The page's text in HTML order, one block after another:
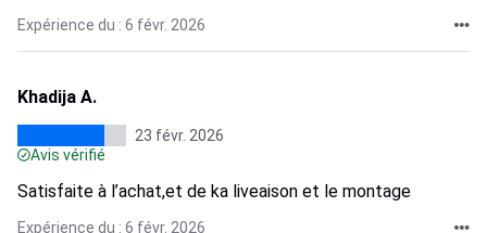
Expérience du : 6 févr. 2026
Khadija A.
23 févr. 2026
Avis vérifié
Satisfaite à l’achat,et de ka liveaison et le montage
Expérience du : 6 févr. 2026